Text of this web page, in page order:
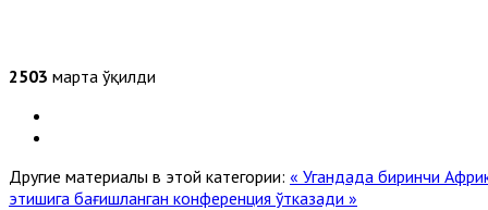
2503 марта ўқилди
Другие материалы в этой категории: « Угандада биринчи
этишига бағишланган конференция ўтказади »